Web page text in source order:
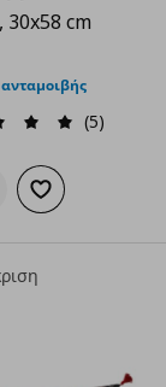
30x58 cm
(5)
διαθεσιμότητας
Προσθήκη στα